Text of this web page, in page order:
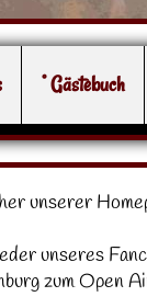
° Gästebuch
unserer
unseres
zum Open